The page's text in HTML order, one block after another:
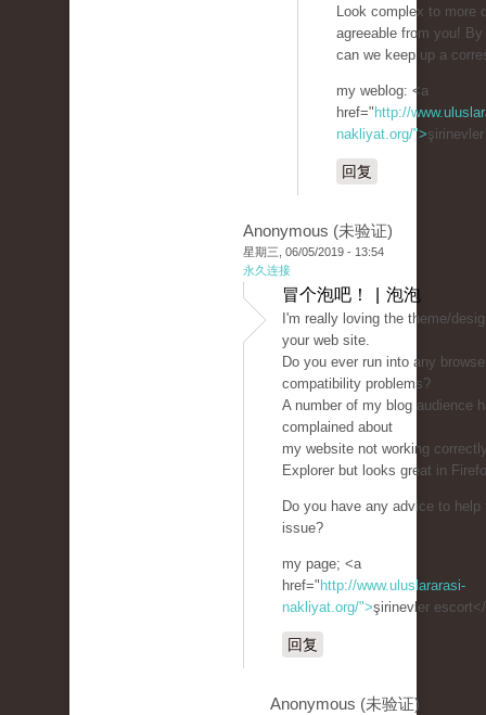
Look complex to more
agreeable from you!
can we keep up a
my weblog: <a
href=" http://
nakliyat.org/">
回复
Anonymous (未验证)
星期三, 06/05/2019 - 13:54
永久连接
冒个泡吧！ | 泡泡
I'm really loving the theme/
your web site.
Do you ever run into any
compatibility problems?
A number of my blog audience
complained about
my website not working
Explorer but looks great in
Do you have any advice to
issue?
my page; <a
href=" http://www.uluslararasi-
nakliyat.org/">şirinevler
回复
Anonymous (未验证)